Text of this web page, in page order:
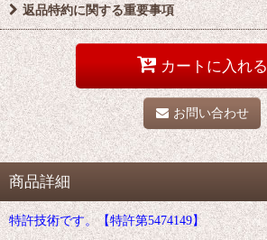
返品特約に関する重要事項
カートに入れる
お問い合わせ
商品詳細
特許技術です。【特許第5474149】